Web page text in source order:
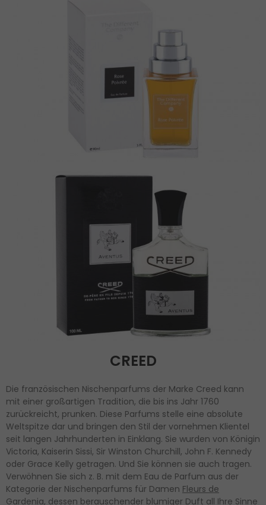
CREED
Die französischen Nischenparfums der Marke Creed kann
mit einer großartigen Tradition, die bis ins Jahr 1760
zurückreicht, prunken. Diese Parfums stelle eine absolute
Weltspitze dar und bringen den Stil der vornehmen Klientel
seit langen Jahrhunderten in Einklang. Sie wurden von Königin
Victoria, Kaiserin Sissi, Sir Winston Churchill, John F. Kennedy
oder Grace Kelly getragen. Und Sie können sie auch tragen.
Verwöhnen Sie sich z. B. mit dem Eau de Parfum aus der
Kategorie der Nischenparfums für Damen Fleurs de
Gardenia, dessen berauschender blumiger Duft all Ihre Sinne